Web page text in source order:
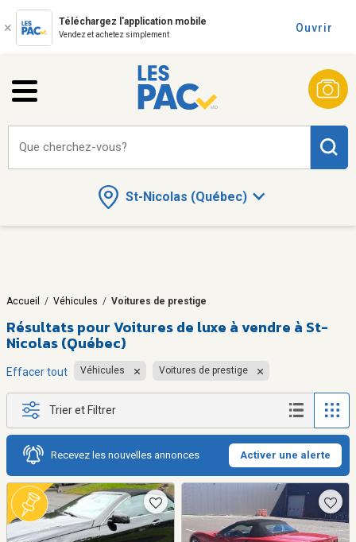
Téléchargez l'application mobile
Vendez et achetez simplement
Ouvrir
St-Nicolas (Québec)
Que cherchez-vous?
Accueil / Véhicules / Voitures de prestige
Résultats pourVoitures de luxe à vendre à St-
Nicolas (Québec)
Effacer tout Véhicules Voitures de prestige
Trier et Filtrer
Recevez les nouvelles annonces Activer une alerte